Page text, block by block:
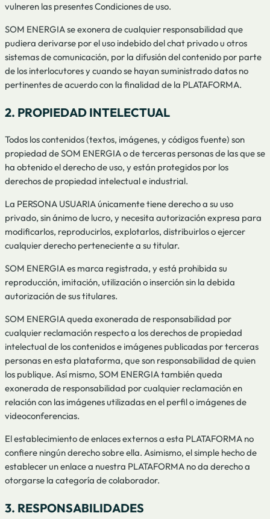
vulneren las presentes Condiciones de uso.
SOM ENERGIA se exonera de cualquier responsabilidad que
pudiera derivarse por el uso indebido del chat privado u otros
sistemas de comunicación, por la difusión del contenido por parte
de los interlocutores y cuando se hayan suministrado datos no
pertinentes de acuerdo con la finalidad de la PLATAFORMA.
2. PROPIEDAD INTELECTUAL
Todos los contenidos (textos, imágenes, y códigos fuente) son
propiedad de SOM ENERGIA o de terceras personas de las que se
ha obtenido el derecho de uso, y están protegidos por los
derechos de propiedad intelectual e industrial.
La PERSONA USUARIA únicamente tiene derecho a su uso
privado, sin ánimo de lucro, y necesita autorización expresa para
modificarlos, reproducirlos, explotarlos, distribuirlos o ejercer
cualquier derecho perteneciente a su titular.
SOM ENERGIA es marca registrada, y está prohibida su
reproducción, imitación, utilización o inserción sin la debida
autorización de sus titulares.
SOM ENERGIA queda exonerada de responsabilidad por
cualquier reclamación respecto a los derechos de propiedad
intelectual de los contenidos e imágenes publicadas por terceras
personas en esta plataforma, que son responsabilidad de quien
los publique. Así mismo, SOM ENERGIA también queda
exonerada de responsabilidad por cualquier reclamación en
relación con las imágenes utilizadas en el perfil o imágenes de
videoconferencias.
El establecimiento de enlaces externos a esta PLATAFORMA no
confiere ningún derecho sobre ella. Asimismo, el simple hecho de
establecer un enlace a nuestra PLATAFORMA no da derecho a
otorgarse la categoría de colaborador.
3. RESPONSABILIDADES